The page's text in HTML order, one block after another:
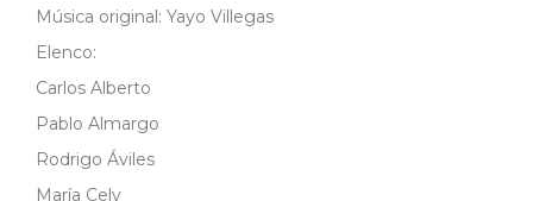
Música original: Yayo Villegas
Elenco:
Carlos Alberto
Pablo Almargo
Rodrigo Áviles
María Cely